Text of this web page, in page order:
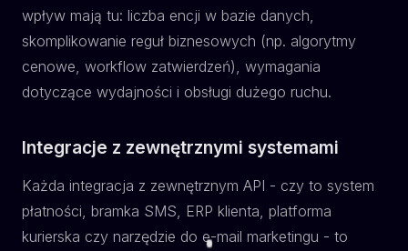
wpływ mają tu: liczba encji w bazie danych,
skomplikowanie reguł biznesowych (np. algorytmy
cenowe, workflow zatwierdzeń), wymagania
dotyczące wydajności i obsługi dużego ruchu.
Integracje z zewnętrznymi systemami
Każda integracja z zewnętrznym API - czy to system
płatności, bramka SMS, ERP klienta, platforma
kurierska czy narzędzie do e-mail marketingu - to